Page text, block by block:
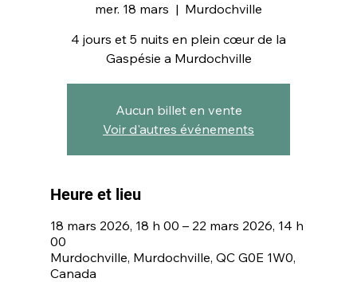
mer. 18 mars
  |
Murdochville
4 jours et 5 nuits en plein cœur de la
Gaspésie a Murdochville
Aucun billet en vente
Voir d'autres événements
Heure et lieu
18 mars 2026, 18 h 00 – 22 mars 2026, 14 h
00
Murdochville, Murdochville, QC G0E 1W0,
Canada